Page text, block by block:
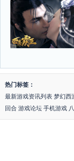
热门标签：
最新游戏资讯列表 梦幻西
回合 游戏论坛 手机游戏